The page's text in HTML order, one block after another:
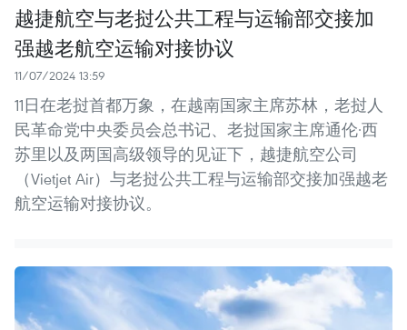
越捷航空与老挝公共工程与运输部交接加
强越老航空运输对接协议
11/07/2024 13:59
11日在老挝首都万象，在越南国家主席苏林，老挝人
民革命党中央委员会总书记、老挝国家主席通伦·西
苏里以及两国高级领导的见证下，越捷航空公司
（Vietjet Air）与老挝公共工程与运输部交接加强越老
航空运输对接协议。